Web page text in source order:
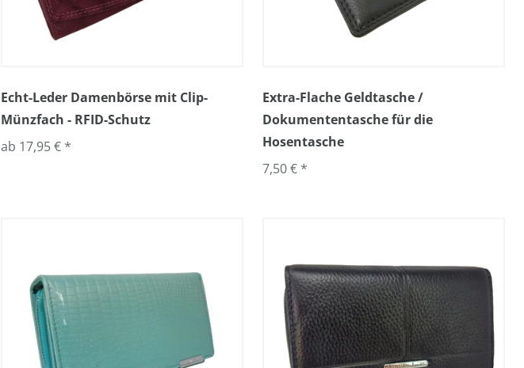
Echt-Leder Damenbörse mit Clip-
Münzfach - RFID-Schutz
ab 17,95 € *
Extra-Flache Geldtasche /
Dokumententasche für die
Hosentasche
7,50 € *